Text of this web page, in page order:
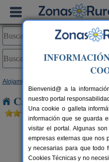
Alojamientos
Casas Rurales
Bienvenid@ a la
nuestro portal
Una cookie o galleta
información que se guarda
visitar el portal. Algunas
empresas externas que nos
y necesarias para que todo
Cookies Técnicas y no